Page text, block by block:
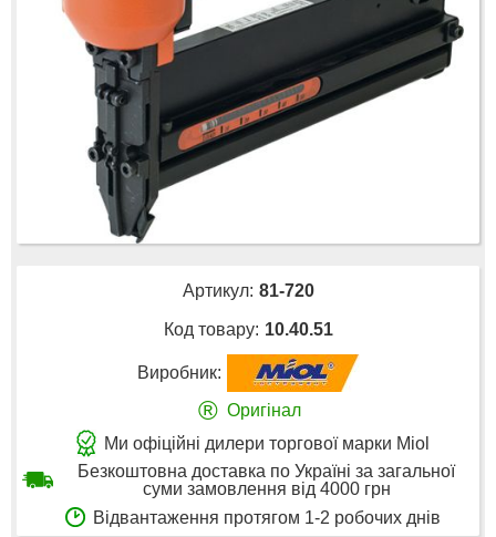
Артикул: 81-720
Код товару: 10.40.51
Виробник:
® Оригінал
Ми офіційні дилери торгової марки Miol
Безкоштовна доставка по Україні за загальної
суми замовлення від 4000 грн
Відвантаження протягом 1-2 робочих днів